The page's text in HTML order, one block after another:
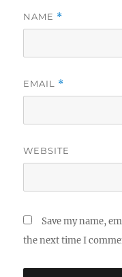
NAME *
EMAIL *
WEBSITE
Save my name,
the next time I